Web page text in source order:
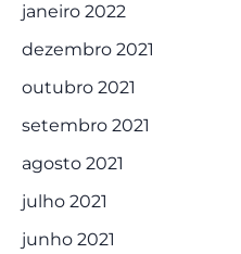
janeiro 2022
dezembro 2021
outubro 2021
setembro 2021
agosto 2021
julho 2021
junho 2021